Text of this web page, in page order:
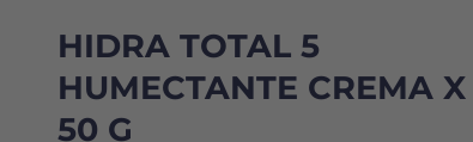
HIDRA TOTAL 5
HUMECTANTE CREMA X
50 G